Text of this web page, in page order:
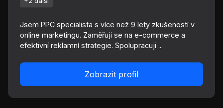
Jsem PPC specialista s více než 9 lety zkušeností v
online marketingu. Zaměřuji se na e-commerce a
efektivní reklamní strategie. Spolupracuji ...
Zobrazit profil